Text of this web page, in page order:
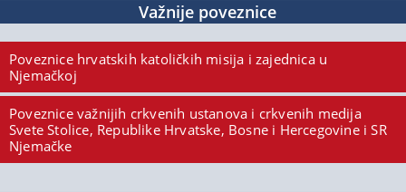
Važnije poveznice
Poveznice hrvatskih katoličkih misija i zajednica u
Njemačkoj
Poveznice važnijih crkvenih ustanova i crkvenih medija
Svete Stolice, Republike Hrvatske, Bosne i Hercegovine i SR
Njemačke